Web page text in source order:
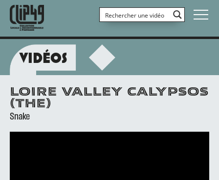
VIDÉOS
LOIRE VALLEY CALYPSOS
(THE)
Snake